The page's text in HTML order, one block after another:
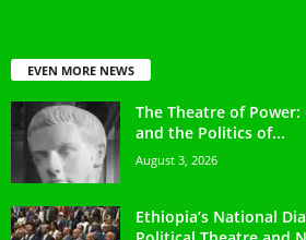
EVEN MORE NEWS
The Theatre of Power:
and the Politics of...
August 3, 2026
Ethiopia’s National